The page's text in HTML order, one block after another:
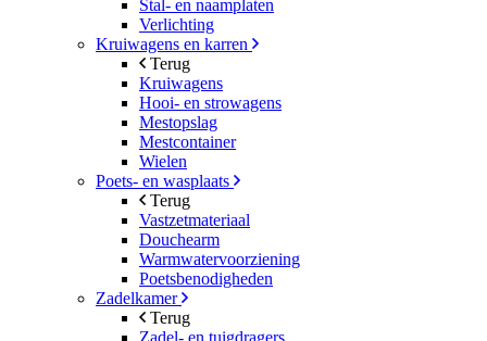
Stal- en naamplaten
Verlichting
Kruiwagens en karren
Terug
Kruiwagens
Hooi- en strowagens
Mestopslag
Mestcontainer
Wielen
Poets- en wasplaats
Terug
Vastzetmateriaal
Douchearm
Warmwatervoorziening
Poetsbenodigheden
Zadelkamer
Terug
Zadel- en tuigdragers